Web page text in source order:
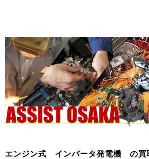
エンジン式 インバータ発電機 の買